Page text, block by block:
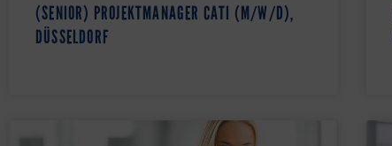
(SENIOR) PROJEKTMANAGER CATI (M/W/D),
DÜSSELDORF